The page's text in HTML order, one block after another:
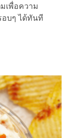
เพื่อความ
อบๆ ได้ทันที